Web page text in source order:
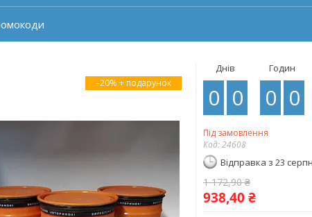
–20%
Днів
0 0
Годин
0 0
Під замовлення
Код:24608
Відправка з 23
1 172,90 ₴
938,40 ₴